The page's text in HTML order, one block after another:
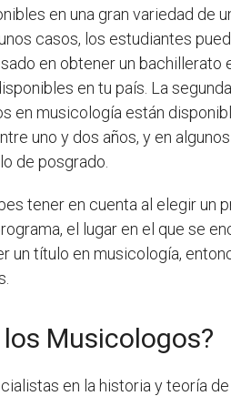
en una gran variedad de
casos, los estudiantes
en obtener un
en tu país. La
en musicología están
uno y dos años, y en
de posgrado.
tener en cuenta al elegir
el lugar en el que se
un título en musicología,
Musicologos?
en la historia y teoría